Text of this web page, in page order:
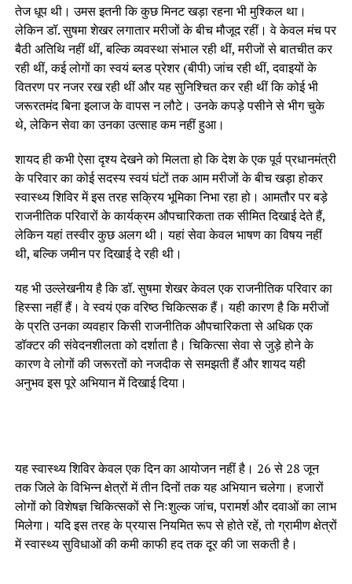
तेज धूप थी। उमस इतनी कि कुछ मिनट खड़ा रहना भी मुश्किल था।
लेकिन डॉ. सुषमा शेखर लगातार मरीजों के बीच मौजूद रहीं। वे केवल मंच पर
बैठी अतिथि नहीं थीं, बल्कि व्यवस्था संभाल रही थीं, मरीजों से बातचीत कर
रही थीं, कई लोगों का स्वयं ब्लड प्रेशर (बीपी) जांच रही थीं, दवाइयों के
वितरण पर नजर रख रही थीं और यह सुनिश्चित कर रही थीं कि कोई भी
जरूरतमंद बिना इलाज के वापस न लौटे। उनके कपड़े पसीने से भीग चुके
थे, लेकिन सेवा का उनका उत्साह कम नहीं हुआ।
शायद ही कभी ऐसा दृश्य देखने को मिलता हो कि देश के एक पूर्व प्रधानमंत्री
के परिवार का कोई सदस्य स्वयं घंटों तक आम मरीजों के बीच खड़ा होकर
स्वास्थ्य शिविर में इस तरह सक्रिय भूमिका निभा रहा हो। आमतौर पर बड़े
राजनीतिक परिवारों के कार्यक्रम औपचारिकता तक सीमित दिखाई देते हैं,
लेकिन यहां तस्वीर कुछ अलग थी। यहां सेवा केवल भाषण का विषय नहीं
थी, बल्कि जमीन पर दिखाई दे रही थी।
यह भी उल्लेखनीय है कि डॉ. सुषमा शेखर केवल एक राजनीतिक परिवार का
हिस्सा नहीं हैं। वे स्वयं एक वरिष्ठ चिकित्सक हैं। यही कारण है कि मरीजों
के प्रति उनका व्यवहार किसी राजनीतिक औपचारिकता से अधिक एक
डॉक्टर की संवेदनशीलता को दर्शाता है। चिकित्सा सेवा से जुड़े होने के
कारण वे लोगों की जरूरतों को नजदीक से समझती हैं और शायद यही
अनुभव इस पूरे अभियान में दिखाई दिया।
यह स्वास्थ्य शिविर केवल एक दिन का आयोजन नहीं है। 26 से 28 जून
तक जिले के विभिन्न क्षेत्रों में तीन दिनों तक यह अभियान चलेगा। हजारों
लोगों को विशेषज्ञ चिकित्सकों से निःशुल्क जांच, परामर्श और दवाओं का लाभ
मिलेगा। यदि इस तरह के प्रयास नियमित रूप से होते रहें, तो ग्रामीण क्षेत्रों
में स्वास्थ्य सुविधाओं की कमी काफी हद तक दूर की जा सकती है।